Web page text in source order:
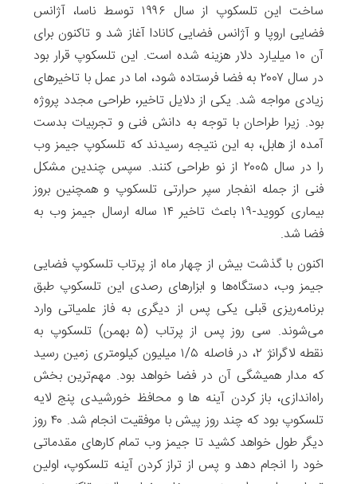
ساخت این تلسکوپ از سال ۱۹۹۶ توسط ناسا، آژانس
فضایی اروپا و آژانس فضایی کانادا آغاز شد و تاکنون برای
آن ۱۰ میلیارد دلار هزینه شده است. این تلسکوپ قرار بود
در سال ۲۰۰۷ به فضا فرستاده شود، اما در عمل با تاخیرهای
زیادی مواجه شد. یکی از دلایل تاخیر، طراحی مجدد پروژه
بود. زیرا طراحان با توجه به دانش فنی و تجربیات بدست
آمده از هابل، به این نتیجه رسیدند که تلسکوپ جیمز وب
را در سال ۲۰۰۵ از نو طراحی کنند. سپس چندین مشکل
فنی از جمله انفجار سپر حرارتی تلسکوپ و همچنین بروز
بیماری کووید-۱۹ باعث تاخیر ۱۴ ساله ارسال جیمز وب به
فضا شد.
اکنون با گذشت بیش از چهار ماه از پرتاب تلسکوپ فضایی
جیمز وب، دستگاه‌ها و ابزارهای رصدی این تلسکوپ طبق
برنامه‌ریزی قبلی یکی پس از دیگری به فاز علمیاتی وارد
می‌شوند. سی روز پس از پرتاب (۵ بهمن) تلسکوپ به
نقطه لاگرانژ ۲، در فاصله ۱/۵ میلیون کیلومتری زمین رسید
که مدار همیشگی آن در فضا خواهد بود. مهم‌ترین بخش
راه‌اندازی‌، باز کردن آینه‌ ها و محافظ خورشیدی پنج لایه
تلسکوپ بود که چند روز پیش با موفقیت انجام شد. ۴۰ روز
دیگر طول خواهد کشید تا جیمز وب تمام کارهای مقدماتی
خود را انجام دهد و پس از تراز کردن آینه تلسکوپ، اولین